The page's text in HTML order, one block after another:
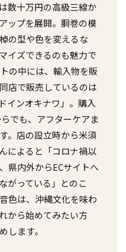
数十万円の高級三線か
ップを展開。胴巻の模
の型や色を変えるな
イズできるのも魅力で
の中には、輸入物を販
店で販売しているのは
インオキナワ」。購入
でも、アフターケアま
。店の設立時から米須
によると「コロナ禍以
県内外からECサイトへ
がっている」とのこ
色は、沖縄文化を味わ
から始めてみたい方
します。